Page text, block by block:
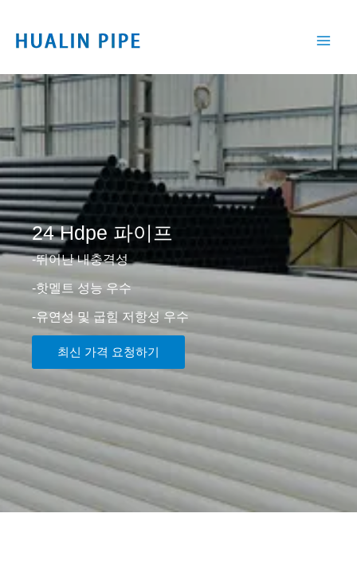
로
뛰
기
24 Hdpe 파이프
-뛰어난 내충격성
-핫멜트 성능 우수
-유연성 및 굽힘 저항성 우수
최신 가격 요청하기